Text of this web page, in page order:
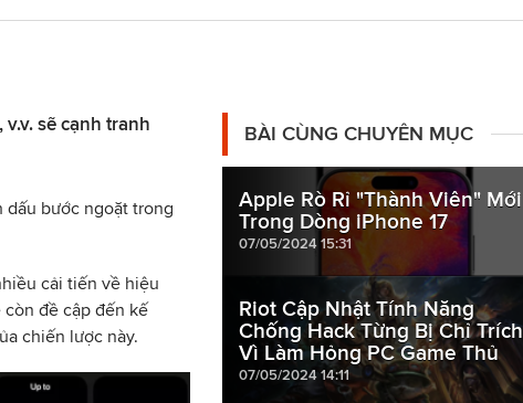
sẽ cạnh tranh
dấu bước ngoặt trong
cải tiến về hiệu
đề cập đến kế
chiến lược này.
BÀI CÙNG CHUYÊN MỤC
Apple Rò Rỉ "Thành Viên" Mới
Trong Dòng iPhone 17
07/05/2024 15:31
Riot Cập Nhật Tính Năng
Chống Hack Từng Bị Chỉ Trích
Vì Làm Hỏng PC Game Thủ
07/05/2024 14:11